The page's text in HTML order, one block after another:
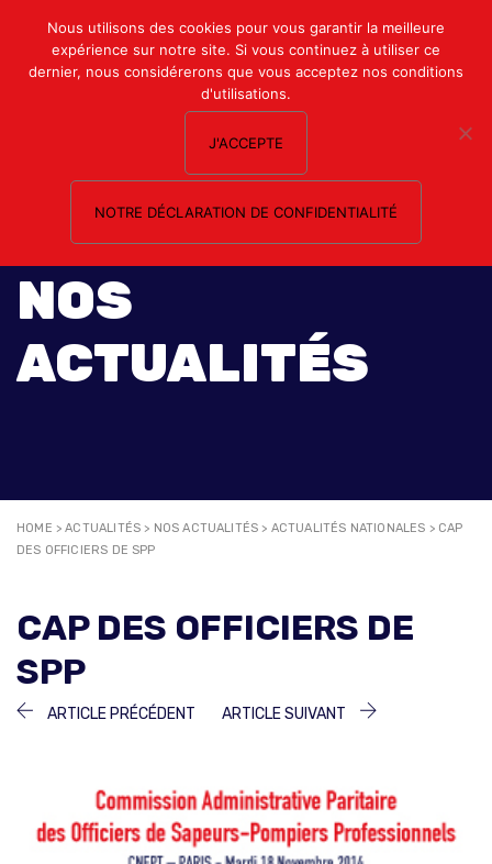
Mon compte
Nous contacter
NOS
ACTUALITÉS
HOME >ACTUALITÉS > NOS ACTUALITÉS > ACTUALITÉS NATIONALES > CAP
DES OFFICIERS DE SPP
CAP DES OFFICIERS DE
SPP
NAVIGATION
L’ARTICLE
ARTICLE PRÉCÉDENT ARTICLE
ARTICLE SUIVANT
ARTICLE
Nous utilisons des cookies pour vous garantir la meilleure
expérience sur notre site. Si vous continuez à utiliser ce
dernier, nous considérerons que vous acceptez nos conditions
d'utilisations.
J'ACCEPTE
NOTRE DÉCLARATION DE CONFIDENTIALITÉ